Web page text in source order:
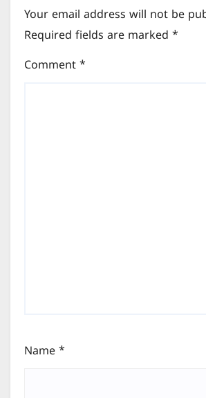
Your email address will not be
Required fields are marked *
Comment *
Name *